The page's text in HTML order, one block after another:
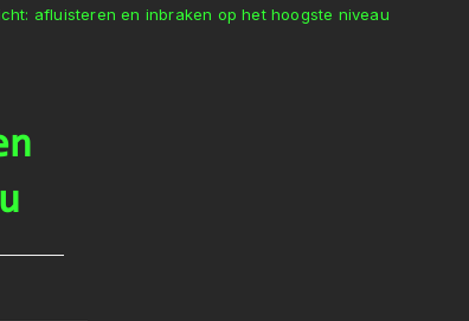
afluisteren en inbraken op het hoogste niveau